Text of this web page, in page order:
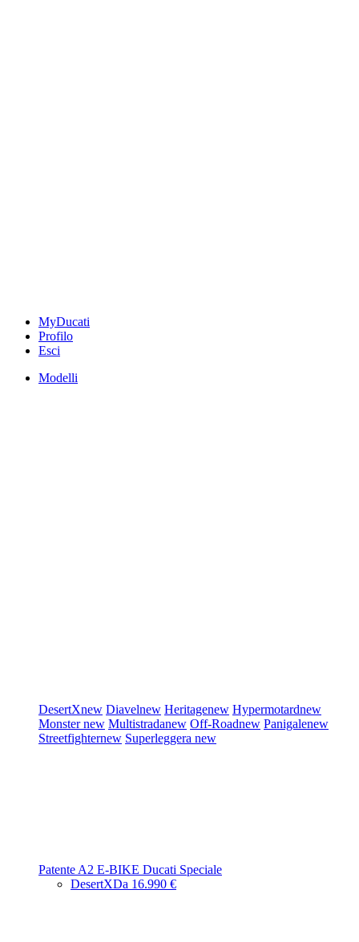
MyDucati
Profilo
Esci
Modelli
DesertXnew Diavelnew Heritagenew Hypermotardnew
Monsternew Multistradanew Off-Roadnew Panigalenew
Streetfighternew Superleggera new
Patente A2 E-BIKE Ducati Speciale
DesertXDa 16.990 €